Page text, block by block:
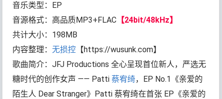
音乐类型：EP
音源格式：高品质MP3+FLAC 【24bit/48kHz】
共计大小：198MB
内容整理：无损控 【https://wusunk.com】
歌曲简介：JFJ Productions 全心呈现首位新人，严选无
糖时代的创作女声 —— Patti蔡宥绮，EP No.1《亲爱的
陌生人 Dear Stranger》Patti 蔡宥绮在首张 EP《亲爱的